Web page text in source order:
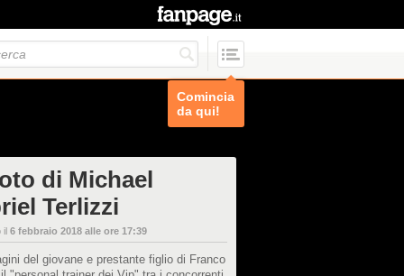
Comincia
da qui!
di Michael
Terlizzi
il 6 febbraio 2018 alle ore 17:39
del giovane e prestante figlio di Franco